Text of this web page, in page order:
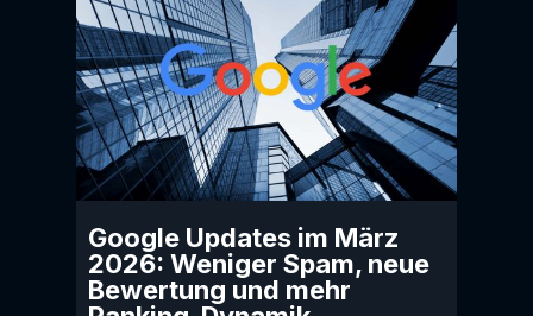
Google Updates im März
2026: Weniger Spam, neue
Bewertung und mehr